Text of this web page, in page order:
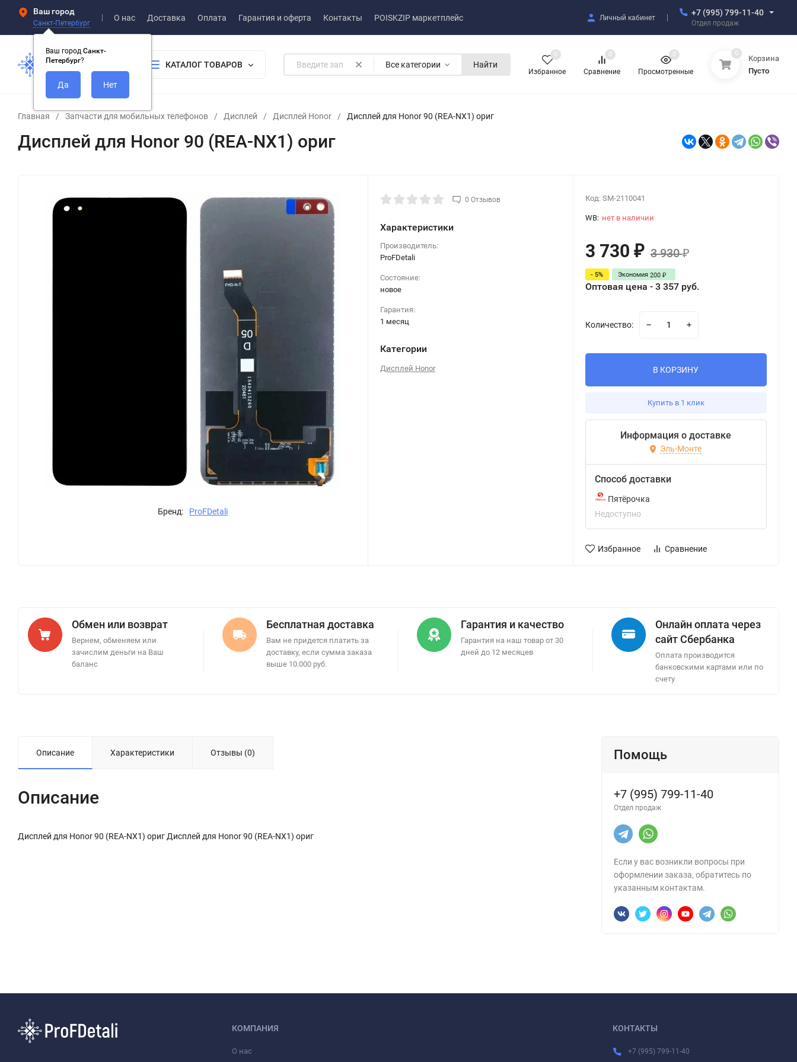
Ваш город
Санкт-Петербург
Ваш город Санкт-
Петербург?
О нас Доставка Оплата Гарантия и оферта Контакты POISKZIP маркетплейс Личный кабинет
+7 (995) 799-11-40
Отдел продаж
КАТАЛОГ ТОВАРОВ Все категории Найти
Избранное
0
Сравнение
0
Просмотренные
0 0
Корзина
Пусто
Главная / Запчасти для мобильных телефонов / Дисплей / Дисплей Honor / Дисплей для Honor 90 (REA-NX1) ориг
Дисплей для Honor 90 (REA-NX1) ориг
Бренд: ProFDetali
0 Отзывов
Характеристики
Производитель:
ProFDetali
Состояние:
новое
Гарантия:
1 месяц
Категории
Дисплей Honor
Код: SM-2110041
WB: нет в наличии
3 730 ₽ 3 930₽
- 5% Экономия 200 ₽
Оптовая цена - 3 357 руб.
Количество:
В КОРЗИНУ
Купить в 1 клик
Информация о доставке
Эль-Монте
Способ доставки
Пятёрочка
Недоступно
Избранное Сравнение
Обмен или возврат
Вернем, обменяем или
зачислим деньги на Ваш
баланс
Бесплатная доставка
Вам не придется платить за
доставку, если сумма заказа
выше 10.000 руб.
Гарантия и качество
Гарантия на наш товар от 30
дней до 12 месяцев
Онлайн оплата через
сайт Сбербанка
Оплата производится
банковскими картами или по
счету
Описание Характеристики Отзывы (0)
Описание
Дисплей для Honor 90 (REA-NX1) ориг Дисплей для Honor 90 (REA-NX1) ориг
Помощь
+7 (995) 799-11-40
Отдел продаж
Если у вас возникли вопросы при
оформлении заказа, обратитесь по
указанным контактам.
КОМПАНИЯ
О нас
КОНТАКТЫ
+7 (995) 799-11-40